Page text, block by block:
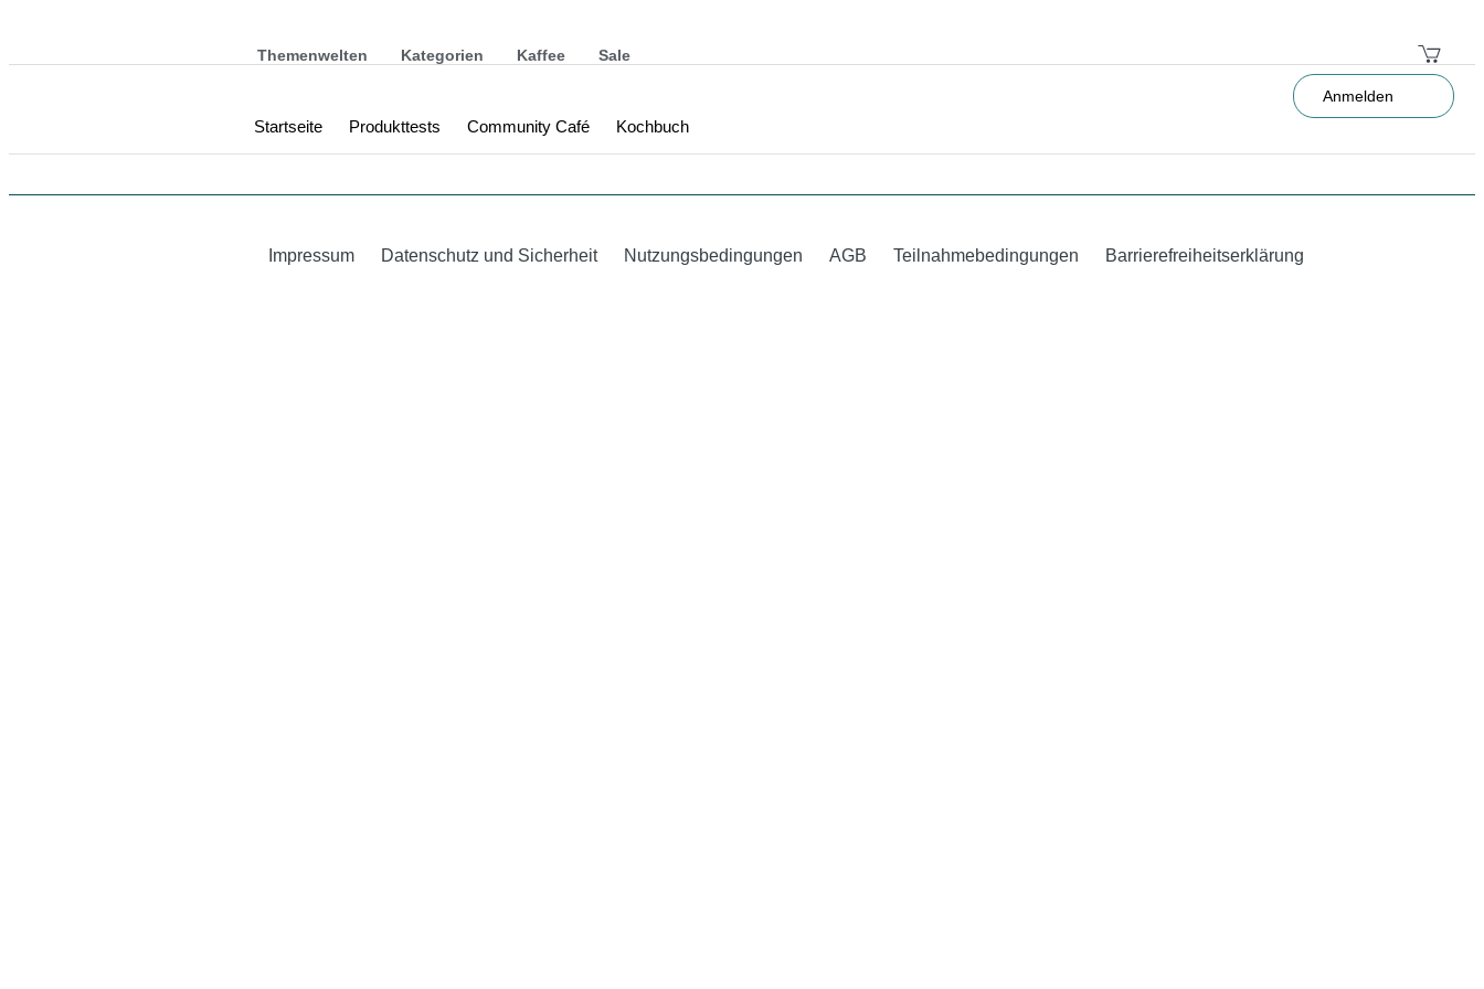
Themenwelten Kategorien Kaffee Sale
Startseite Produkttests Community Café Kochbuch
Anmelden
Impressum Datenschutz und Sicherheit Nutzungsbedingungen AGB Teilnahmebedingungen Barrierefreiheitserklärung